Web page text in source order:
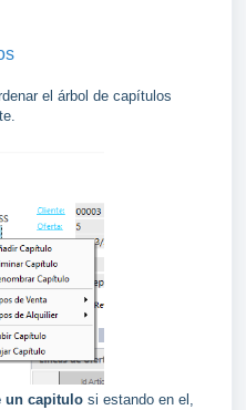
el árbol de capítulos
un capitulo si estando en el,